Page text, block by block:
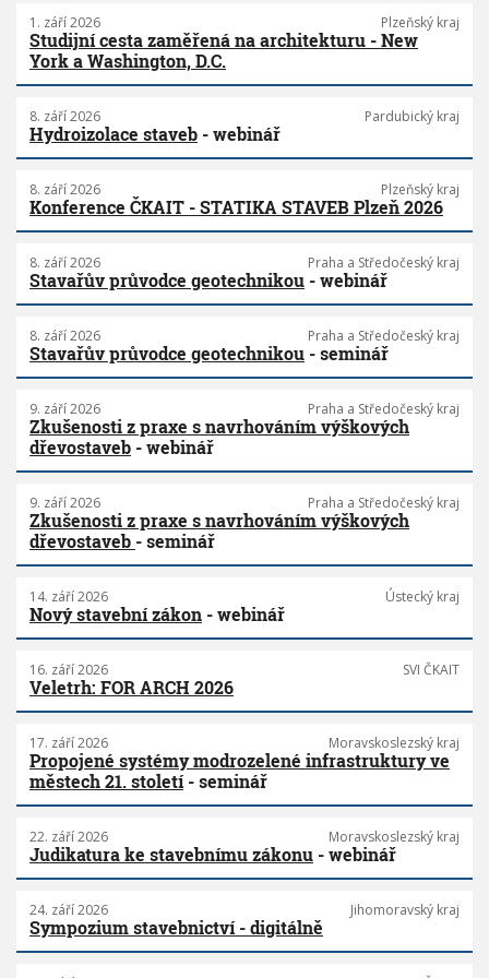
1. září 2026 Plzeňský kraj
Studijní cesta zaměřená na architekturu - New
York a Washington, D.C.
8. září 2026 Pardubický kraj
Hydroizolace staveb - webinář
8. září 2026 Plzeňský kraj
Konference ČKAIT - STATIKA STAVEB Plzeň 2026
8. září 2026 Praha a Středočeský kraj
Stavařův průvodce geotechnikou - webinář
8. září 2026 Praha a Středočeský kraj
Stavařův průvodce geotechnikou - seminář
9. září 2026 Praha a Středočeský kraj
Zkušenosti z praxe s navrhováním výškových
dřevostaveb - webinář
9. září 2026 Praha a Středočeský kraj
Zkušenosti z praxe s navrhováním výškových
dřevostaveb - seminář
14. září 2026 Ústecký kraj
Nový stavební zákon - webinář
16. září 2026 SVI ČKAIT
Veletrh: FOR ARCH 2026
17. září 2026 Moravskoslezský kraj
Propojené systémy modrozelené infrastruktury ve
městech 21. století- seminář
22. září 2026 Moravskoslezský kraj
Judikatura ke stavebnímu zákonu - webinář
24. září 2026 Jihomoravský kraj
Sympozium stavebnictví - digitálně